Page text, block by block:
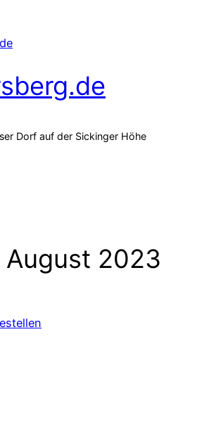
Dorf auf der Sickinger Höhe
August 2023